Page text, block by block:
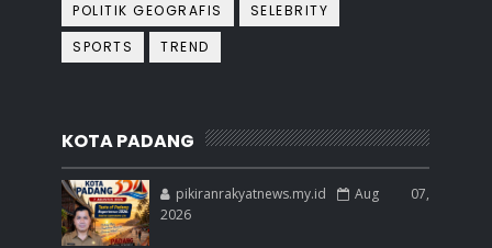
POLITIK GEOGRAFIS
SELEBRITY
SPORTS
TREND
KOTA PADANG
pikiranrakyatnews.my.id
Aug 07,
2026